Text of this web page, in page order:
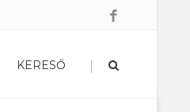
KERESŐ |